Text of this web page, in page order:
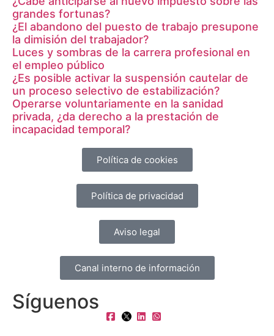
grandes fortunas?
¿El abandono del puesto de trabajo presupone
la dimisión del trabajador?
Luces y sombras de la carrera profesional en
el empleo público
¿Es posible activar la suspensión cautelar de
un proceso selectivo de estabilización?
Operarse voluntariamente en la sanidad
privada, ¿da derecho a la prestación de
incapacidad temporal?
Política de cookies
Política de privacidad
Aviso legal
Canal interno de información
Síguenos